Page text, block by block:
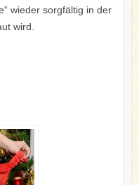
wieder sorgfältig in der
wird.